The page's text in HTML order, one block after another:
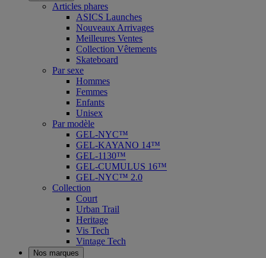
Articles phares
ASICS Launches
Nouveaux Arrivages
Meilleures Ventes
Collection Vêtements
Skateboard
Par sexe
Hommes
Femmes
Enfants
Unisex
Par modèle
GEL-NYC™
GEL-KAYANO 14™
GEL-1130™
GEL-CUMULUS 16™
GEL-NYC™ 2.0
Collection
Court
Urban Trail
Heritage
Vis Tech
Vintage Tech
Nos marques